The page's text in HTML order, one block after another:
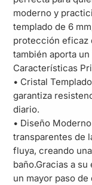
moderno y
templado de 6
protección eficaz
también aporta
Características
• Cristal
garantiza
diario.
• Diseño
transparentes de
fluya, creando
baño.Gracias a
un mayor paso de